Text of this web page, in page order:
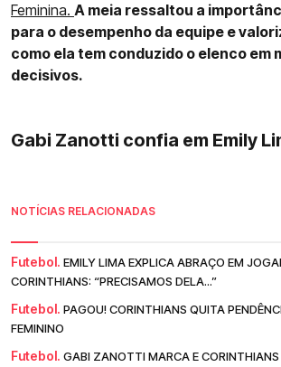
Feminina. A meia ressaltou a
para o desempenho da equipe e
como ela tem conduzido o elenco em
decisivos.
Gabi Zanotti confia em Emily
NOTÍCIAS RELACIONADAS
Futebol. EMILY LIMA EXPLICA ABRAÇO EM
CORINTHIANS: “PRECISAMOS DELA...”
Futebol. PAGOU! CORINTHIANS QUITA
FEMININO
Futebol. GABI ZANOTTI MARCA E CORINTHIANS